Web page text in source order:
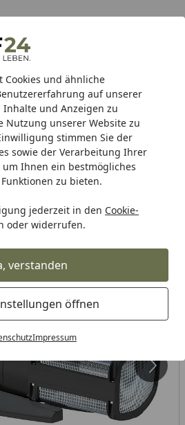
Cookies und ähnliche
auf unserer
Inhalte und Anzeigen zu
Nutzung unserer Website zu
stimmen Sie der
sowie der Verarbeitung Ihrer
Ihnen ein bestmögliches
zu bieten.
jederzeit in den Cookie-
oder widerrufen.
verstanden
öffnen
Impressum
Hotline
Sandfilteranlage & Pool-
bis 468,99€)
Bachlaufpumpen &
Eco Expert 36000